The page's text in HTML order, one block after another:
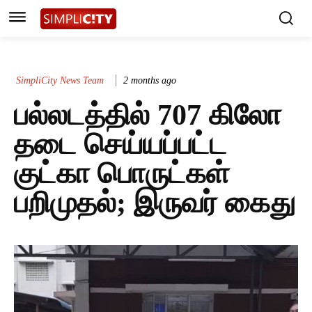
SimpliCity News Team 2 months ago
பல்லடத்தில் 707 கிலோ
தடை செய்யப்பட்ட
குட்கா பொருட்கள்
பறிமுதல்; இருவர் கைது